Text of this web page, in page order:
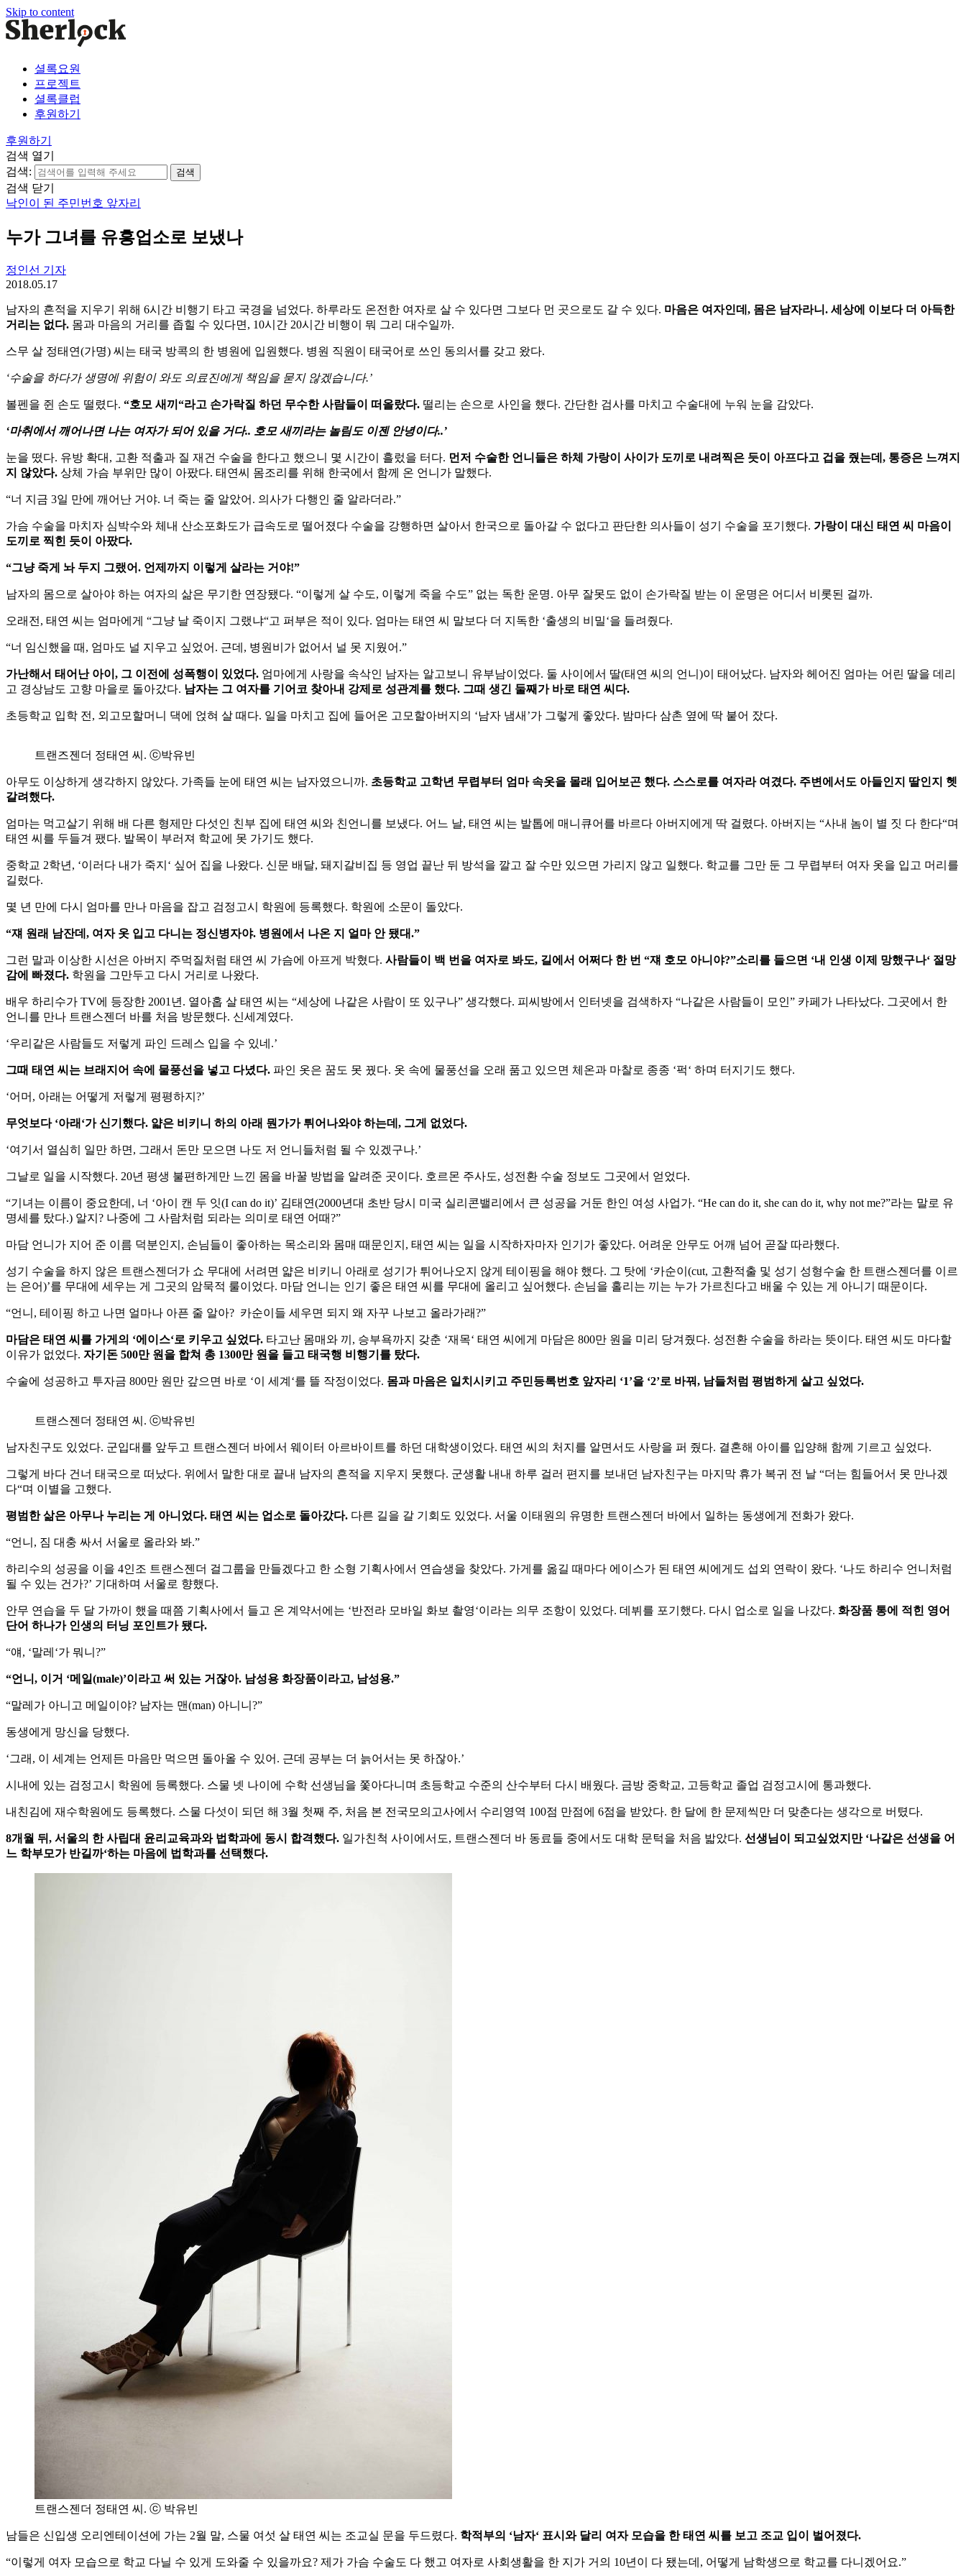
Skip to content
셜록요원
프로젝트
셜록클럽
후원하기
후원하기
검색 열기
검색:
검색 닫기
낙인이 된 주민번호 앞자리
누가 그녀를 유흥업소로 보냈나
정인선 기자
2018.05.17
남자의 흔적을 지우기 위해 6시간 비행기 타고 국경을 넘었다. 하루라도 온전한 여자로 살 수 있다면 그보다 먼 곳으로도 갈 수 있다. 마음은 여자인데 , 몸은 남자라니 . 세상에 이보다 더 아득한
거리는 없다. 몸과 마음의 거리를 좁힐 수 있다면 , 10시간 20시간 비행이 뭐 그리 대수일까.
스무 살 정태연(가명) 씨는 태국 방콕의 한 병원에 입원했다. 병원 직원이 태국어로 쓰인 동의서를 갖고 왔다.
‘수술을 하다가 생명에 위험이 와도 의료진에게 책임을 묻지 않겠습니다.’
볼펜을 쥔 손도 떨렸다. “호모 새끼 “라고 손가락질 하던 무수한 사람들이 떠올랐다. 떨리는 손으로 사인을 했다. 간단한 검사를 마치고 수술대에 누워 눈을 감았다.
‘마취에서 깨어나면 나는 여자가 되어 있을 거다.. 호모 새끼라는 놀림도 이젠 안녕이다..’
눈을 떴다. 유방 확대 , 고환 적출과 질 재건 수술을 한다고 했으니 몇 시간이 흘렀을 터다. 먼저 수술한 언니들은 하체 가랑이 사이가 도끼로 내려찍은 듯이 아프다고 겁을 줬는데 , 통증은 느껴지
지 않았다. 상체 가슴 부위만 많이 아팠다. 태연씨 몸조리를 위해 한국에서 함께 온 언니가 말했다.
“너 지금 3일 만에 깨어난 거야. 너 죽는 줄 알았어 . 의사가 다행인 줄 알라더라.”
가슴 수술을 마치자 심박수와 체내 산소포화도가 급속도로 떨어졌다 수술을 강행하면 살아서 한국으로 돌아갈 수 없다고 판단한 의사들이 성기 수술을 포기했다. 가랑이 대신 태연 씨 마음이
도끼로 찍힌 듯이 아팠다.
“그냥 죽게 놔 두지 그랬어. 언제까지 이렇게 살라는 거야!”
남자의 몸으로 살아야 하는 여자의 삶은 무기한 연장됐다. “이렇게 살 수도, 이렇게 죽을 수도” 없는 독한 운명. 아무 잘못도 없이 손가락질 받는 이 운명은 어디서 비롯된 걸까.
오래전 , 태연 씨는 엄마에게 “그냥 날 죽이지 그랬냐“고 퍼부은 적이 있다. 엄마는 태연 씨 말보다 더 지독한 ‘출생의 비밀‘을 들려줬다.
“너 임신했을 때 , 엄마도 널 지우고 싶었어 . 근데 , 병원비가 없어서 널 못 지웠어 .”
가난해서 태어난 아이 , 그 이전에 성폭행이 있었다. 엄마에게 사랑을 속삭인 남자는 알고보니 유부남이었다. 둘 사이에서 딸(태연 씨의 언니 )이 태어났다. 남자와 헤어진 엄마는 어린 딸을 데리
고 경상남도 고향 마을로 돌아갔다. 남자는 그 여자를 기어코 찾아내 강제로 성관계를 했다. 그때 생긴 둘째가 바로 태연 씨다.
초등학교 입학 전 , 외고모할머니 댁에 얹혀 살 때다. 일을 마치고 집에 들어온 고모할아버지의 ‘남자 냄새 ’가 그렇게 좋았다. 밤마다 삼촌 옆에 딱 붙어 잤다.
트랜즈젠더 정태연 씨. ⓒ박유빈
아무도 이상하게 생각하지 않았다. 가족들 눈에 태연 씨는 남자였으니까. 초등학교 고학년 무렵부터 엄마 속옷을 몰래 입어보곤 했다. 스스로를 여자라 여겼다. 주변에서도 아들인지 딸인지 헷
갈려했다.
엄마는 먹고살기 위해 배 다른 형제만 다섯인 친부 집에 태연 씨와 친언니를 보냈다. 어느 날, 태연 씨는 발톱에 매니큐어를 바르다 아버지에게 딱 걸렸다. 아버지는 “사내 놈이 별 짓 다 한다“며
태연 씨를 두들겨 팼다. 발목이 부러져 학교에 못 가기도 했다.
중학교 2학년 , ‘이러다 내가 죽지 ‘ 싶어 집을 나왔다. 신문 배달, 돼지갈비집 등 영업 끝난 뒤 방석을 깔고 잘 수만 있으면 가리지 않고 일했다. 학교를 그만 둔 그 무렵부터 여자 옷을 입고 머리를
길렀다.
몇 년 만에 다시 엄마를 만나 마음을 잡고 검정고시 학원에 등록했다. 학원에 소문이 돌았다.
“쟤 원래 남잔데 , 여자 옷 입고 다니는 정신병자야. 병원에서 나온 지 얼마 안 됐대.”
그런 말과 이상한 시선은 아버지 주먹질처럼 태연 씨 가슴에 아프게 박혔다. 사람들이 백 번을 여자로 봐도, 길에서 어쩌다 한 번 “쟤 호모 아니야?”소리를 들으면 ‘내 인생 이제 망했구나‘ 절망
감에
빠졌다. 학원을 그만두고 다시 거리로 나왔다.
배우 하리수가 TV에 등장한 2001 년 . 열아홉 살 태연 씨는 “세상에 나같은 사람이 또 있구나” 생각했다. 피씨방에서 인터넷을 검색하자 “나같은 사람들이 모인” 카페가 나타났다. 그곳에서 한
언니를 만나 트랜스젠더 바를 처음 방문했다. 신세계였다.
‘우리같은 사람들도 저렇게 파인 드레스 입을 수 있네 .’
그때 태연 씨는 브래지어 속에 물풍선을 넣고 다녔다. 파인 옷은 꿈도 못 꿨다. 옷 속에 물풍선을 오래 품고 있으면 체온과 마찰로 종종 ‘퍽‘ 하며 터지기도 했다.
‘어머 , 아래는 어떻게 저렇게 평평하지 ?’
무엇보다‘아래 ‘가 신기했다. 얇은 비키니 하의 아래 뭔가가 튀어나와야 하는데 , 그게 없었다.
‘여기서 열심히 일만 하면 , 그래서 돈만 모으면 나도 저 언니들처럼 될 수 있겠구나.’
그날로 일을 시작했다. 20년 평생 불편하게만 느낀 몸을 바꿀 방법을 알려준 곳이다. 호르몬 주사도, 성전환 수술 정보도 그곳에서 얻었다.
“기녀는 이름이 중요한데 , 너 ‘아이 캔 두 잇(I can do it)’ 김태연(2000년대 초반 당시 미국 실리콘밸리에서 큰 성공을 거둔 한인 여성 사업가. “He can do it, she can do it, why not me?”라는 말로 유
명세를 탔다.) 알지 ? 나중에 그 사람처럼 되라는 의미로 태연 어때?”
마담 언니가 지어 준 이름 덕분인지 , 손님들이 좋아하는 목소리와 몸매 때문인지 , 태연 씨는 일을 시작하자마자 인기가 좋았다. 어려운 안무도 어깨 넘어 곧잘 따라했다.
성기 수술을 하지 않은 트랜스젠더가 쇼 무대에 서려면 얇은 비키니 아래로 성기가 튀어나오지 않게 테이핑을 해야 했다. 그 탓에 ‘카순이 (cut, 고환적출 및 성기 성형수술 한 트랜스젠더를 이르
는 은어)’를 무대에 세우는 게 그곳의 암묵적 룰이었다. 마담 언니는 인기 좋은 태연 씨를 무대에 올리고 싶어했다. 손님을 홀리는 끼는 누가 가르친다고 배울 수 있는 게 아니기 때문이다.
“언니 , 테이핑 하고 나면 얼마나 아픈 줄 알아? 카순이들 세우면 되지 왜 자꾸 나보고 올라가래?”
마담은 태연 씨를 가게의 ‘에이스‘로 키우고 싶었다. 타고난 몸매와 끼 , 승부욕까지 갖춘 ‘재목‘ 태연 씨에게 마담은 800만 원을 미리 당겨줬다. 성전환 수술을 하라는 뜻이다. 태연 씨도 마다할
이유가 없었다. 자기돈 500만 원을 합쳐 총 1300만 원을 들고 태국행 비행기를 탔다.
수술에 성공하고 투자금 800만 원만 갚으면 바로 ‘이 세계 ‘를 뜰 작정이었다. 몸과 마음은 일치시키고 주민등록번호 앞자리 ‘1’을 ‘2’로 바꿔, 남들처럼 평범하게 살고 싶었다.
트랜스젠더 정태연 씨. ⓒ박유빈
남자친구도 있었다. 군입대를 앞두고 트랜스젠더 바에서 웨이터 아르바이트를 하던 대학생이었다. 태연 씨의 처지를 알면서도 사랑을 퍼 줬다. 결혼해 아이를 입양해 함께 기르고 싶었다.
그렇게 바다 건너 태국으로 떠났다. 위에서 말한 대로 끝내 남자의 흔적을 지우지 못했다. 군생활 내내 하루 걸러 편지를 보내던 남자친구는 마지막 휴가 복귀 전 날 “더는 힘들어서 못 만나겠
다“며 이별을 고했다.
평범한 삶은 아무나 누리는 게 아니었다. 태연 씨는 업소로 돌아갔다. 다른 길을 갈 기회도 있었다. 서울 이태원의 유명한 트랜스젠더 바에서 일하는 동생에게 전화가 왔다.
“언니 , 짐 대충 싸서 서울로 올라와 봐.”
하리수의 성공을 이을 4인조 트랜스젠더 걸그룹을 만들겠다고 한 소형 기획사에서 연습생을 찾았다. 가게를 옮길 때마다 에이스가 된 태연 씨에게도 섭외 연락이 왔다. ‘나도 하리수 언니처럼
될 수 있는 건가?’ 기대하며 서울로 향했다.
안무 연습을 두 달 가까이 했을 때쯤 기획사에서 들고 온 계약서에는 ‘반전라 모바일 화보 촬영‘이라는 의무 조항이 있었다. 데뷔를 포기했다. 다시 업소로 일을 나갔다. 화장품 통에 적힌 영어
단어 하나가 인생의 터닝 포인트가 됐다.
“얘 , ‘말레 ‘가 뭐니 ?”
“언니 , 이거 ‘메일(male)’이라고 써 있는 거잖아. 남성용 화장품이라고, 남성용.”
“말레가 아니고 메일이야? 남자는 맨(man) 아니니 ?”
동생에게 망신을 당했다.
‘그래 , 이 세계는 언제든 마음만 먹으면 돌아올 수 있어 . 근데 공부는 더 늙어서는 못 하잖아.’
시내에 있는 검정고시 학원에 등록했다. 스물 넷 나이에 수학 선생님을 쫓아다니며 초등학교 수준의 산수부터 다시 배웠다. 금방 중학교, 고등학교 졸업 검정고시에 통과했다.
내친김에 재수학원에도 등록했다. 스물 다섯이 되던 해 3월 첫째 주, 처음 본 전국모의고사에서 수리영역 100점 만점에 6점을 받았다. 한 달에 한 문제씩만 더 맞춘다는 생각으로 버텼다.
8개월 뒤 , 서울의 한 사립대 윤리교육과와 법학과에 동시 합격했다. 일가친척 사이에서도, 트랜스젠더 바 동료들 중에서도 대학 문턱을 처음 밟았다. 선생님이 되고싶었지만‘나같은 선생을 어
느 학부모가 반길까‘하는 마음에 법학과를 선택했다.
트랜스젠더 정태연 씨. ⓒ 박유빈
남들은 신입생 오리엔테이션에 가는 2월 말, 스물 여섯 살 태연 씨는 조교실 문을 두드렸다. 학적부의 ‘남자‘ 표시와 달리 여자 모습을 한 태연 씨를 보고 조교 입이 벌어졌다.
“이렇게 여자 모습으로 학교 다닐 수 있게 도와줄 수 있을까요? 제가 가슴 수술도 다 했고 여자로 사회생활을 한 지가 거의 10년이 다 됐는데 , 어떻게 남학생으로 학교를 다니겠어요.”